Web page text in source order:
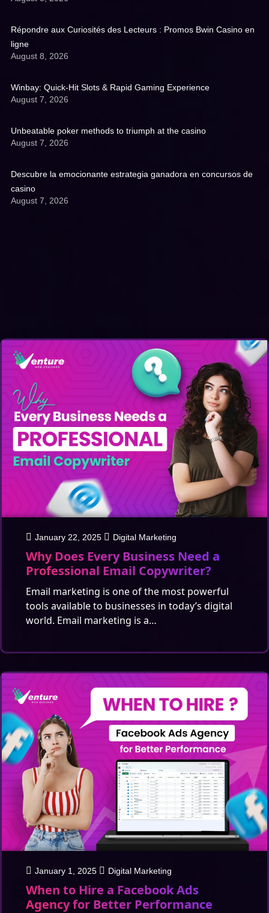
Répondre aux Curiosités des Lecteurs : Promos Bwin Casino en
ligne
August 8, 2026
Winbay: Quick‑Hit Slots & Rapid Gaming Experience
August 7, 2026
Unbeatable poker methods to triumph at the casino
August 7, 2026
Descubre la emocionante estrategia ganadora en concursos de
casino
August 7, 2026
January 22, 2025 Digital Marketing
Why Does Every Business Need a
Professional Email Copywriter?
Email marketing is one of the most powerful
tools available to businesses in today’s digital
world. Email marketing is a…
January 1, 2025 Digital Marketing
When to Hire a Facebook Ads
Agency for Better Performance